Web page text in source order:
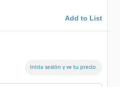
Add to List
Inicia sesión y ve tu precio.